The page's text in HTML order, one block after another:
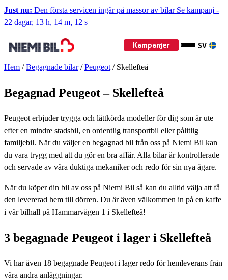
Just nu: Den första servicen ingår på massor av bilar Se kampanj -
22 dagar, 13 h, 14 m, 10 s
Kampanjer SV
Hem / Begagnade bilar / Peugeot / Skellefteå
Begagnad Peugeot – Skellefteå
Peugeot erbjuder trygga och lättkörda modeller för dig som är ute
efter en mindre stadsbil, en ordentlig transportbil eller pålitlig
familjebil. När du väljer en begagnad bil från oss på Niemi Bil kan
du vara trygg med att du gör en bra affär. Alla bilar är kontrollerade
och servade av våra duktiga mekaniker och redo för sin nya ägare.
När du köper din bil av oss på Niemi Bil så kan du alltid välja att få
den levererad hem till dörren. Du är även välkommen in på en kaffe
i vår bilhall på Hammarvägen 1 i Skellefteå!
3 begagnade Peugeot i lager i Skellefteå
Vi har även 18 begagnade Peugeot i lager redo för hemleverans från
våra andra anläggningar.